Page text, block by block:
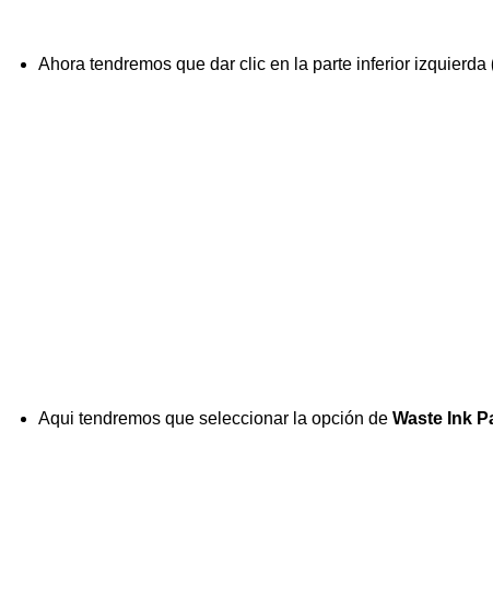
Ahora tendremos que dar clic en la parte inferior izquierda
Aqui tendremos que seleccionar la opción de Waste Ink